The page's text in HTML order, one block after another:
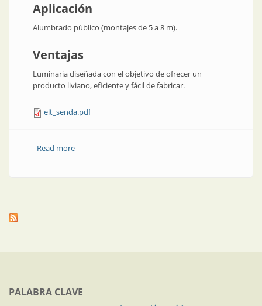
Aplicación
Alumbrado público (montajes de 5 a 8 m).
Ventajas
Luminaria diseñada con el objetivo de ofrecer un
producto liviano, eficiente y fácil de fabricar.
elt_senda.pdf
Read moreabout Alumbrado público, luminaria: Senda
PALABRA CLAVE